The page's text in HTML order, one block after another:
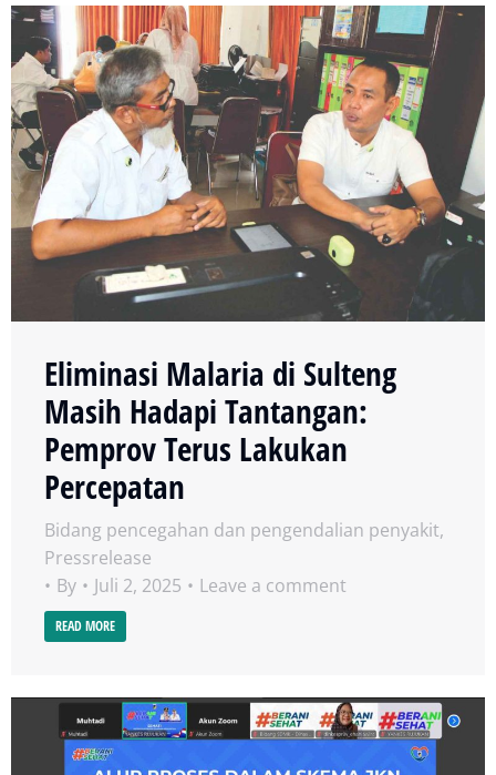
Eliminasi Malaria di Sulteng
Masih Hadapi Tantangan:
Pemprov Terus Lakukan
Percepatan
Bidang pencegahan dan pengendalian penyakit,
Pressrelease
By
Juli 2, 2025 Leave a comment
READ MORE